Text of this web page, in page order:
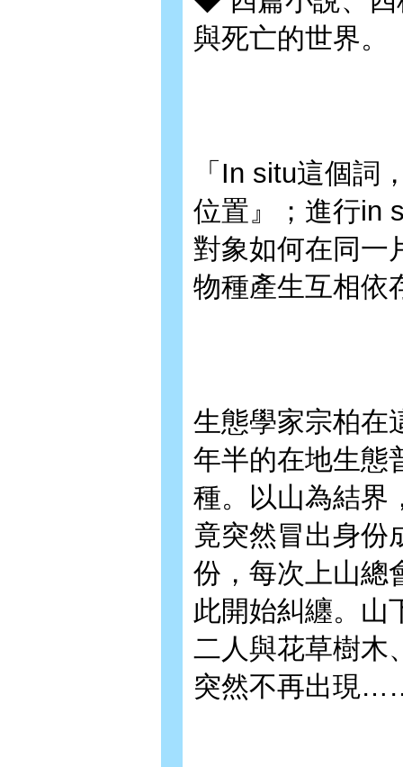
與死亡的世界。
「In situ這個詞
位置』；進行in
對象如何在同一
物種產生互相依
生態學家宗柏在
年半的在地生態
種。以山為結界
竟突然冒出身份
份，每次上山總
此開始糾纏。山
二人與花草樹木
突然不再出現